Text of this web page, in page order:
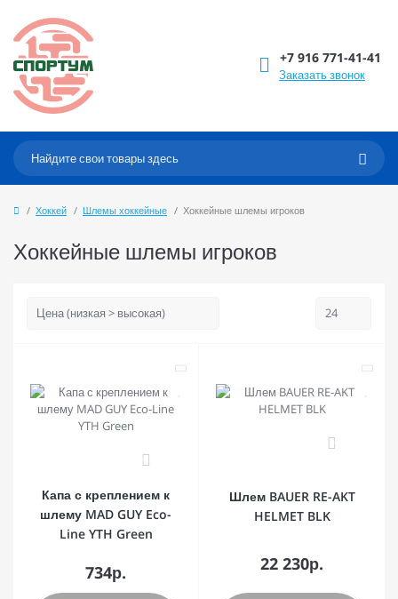
+7 916 771-41-41
Заказать звонок
Хоккей Шлемы хоккейные Хоккейные шлемы игроков
Хоккейные шлемы игроков
Капа с креплением к
шлему MAD GUY Eco-
Line YTH Green
734р.
Шлем BAUER RE-AKT
HELMET BLK
22 230р.